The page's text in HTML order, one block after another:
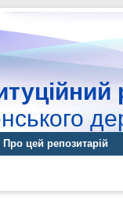
Про цей репозитарій